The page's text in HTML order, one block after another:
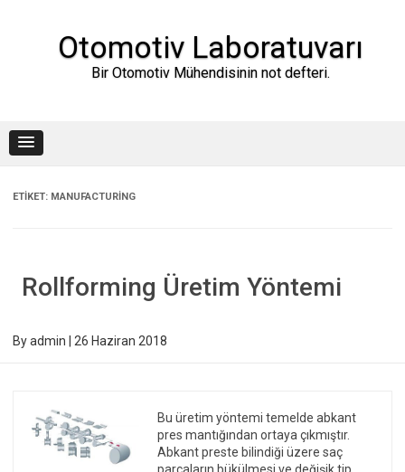
Otomotiv Laboratuvarı
Bir Otomotiv Mühendisinin not defteri.
ETIKET: MANUFACTURING
Rollforming Üretim Yöntemi
Byadmin 26 Haziran 2018
Bu üretim yöntemi temelde abkant
pres mantığından ortaya çıkmıştır.
Abkant preste bilindiği üzere saç